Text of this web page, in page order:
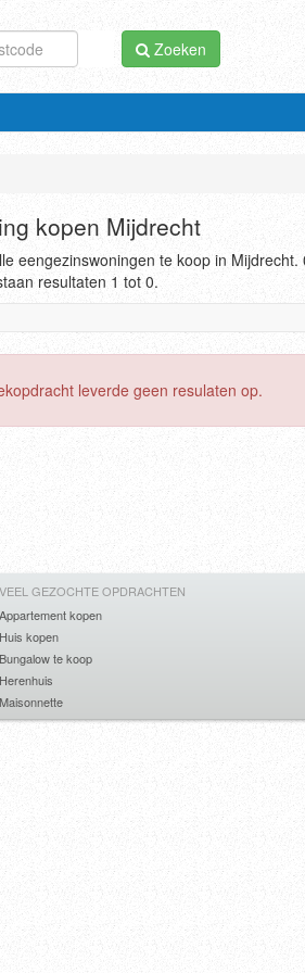
Zoeken
kopen Mijdrecht
eengezinswoningen te koop in Mijdrecht.
resultaten 1 tot 0.
leverde geen resulaten op.
VEEL GEZOCHTE OPDRACHTEN
Appartement kopen
Huis kopen
Bungalow te koop
Herenhuis
Maisonnette